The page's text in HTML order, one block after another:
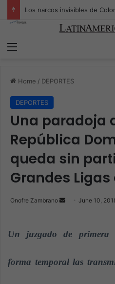
Home / DEPORTES
DEPORTES
Una paradoja
República
queda sin
Grandes Ligas
Onofre Zambrano
d
n
June 10,
Un juzgado de primera
forma temporal las